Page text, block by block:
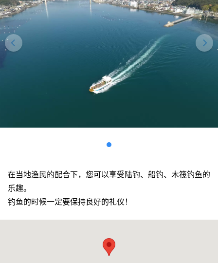
在当地渔民的配合下，您可以享受陆钓、船钓、木筏钓鱼的
乐趣。
钓鱼的时候一定要保持良好的礼仪！